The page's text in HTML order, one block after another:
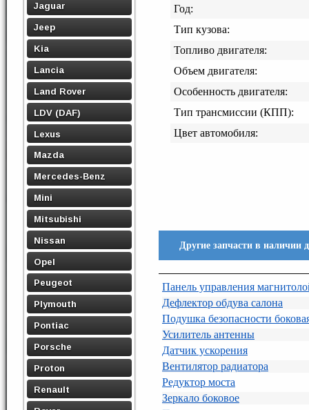
Jaguar
Jeep
Kia
Lancia
Land Rover
LDV (DAF)
Lexus
Mazda
Mercedes-Benz
Mini
Mitsubishi
Nissan
Opel
Peugeot
Plymouth
Pontiac
Porsche
Proton
Renault
Год:
Тип кузова:
Топливо двигателя:
Объем двигателя:
Особенность двигателя:
Тип трансмиссии (КПП):
Цвет автомобиля:
Другие запчасти в наличии
Панель управления
Дефлектор обдува салона
Подушка безопасности
Усилитель антенны
Датчик ускорения
Вентилятор радиатора
Редуктор моста
Зеркало боковое